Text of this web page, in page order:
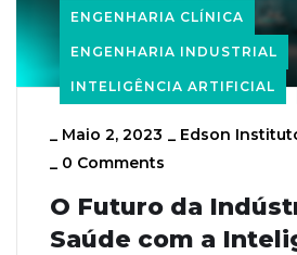
ENGENHARIA CLÍNICA
ENGENHARIA INDUSTRIAL
INTELIGÊNCIA ARTIFICIAL
_ Maio 2, 2023 _ Edson
_ 0 Comments
O Futuro da
Saúde com a